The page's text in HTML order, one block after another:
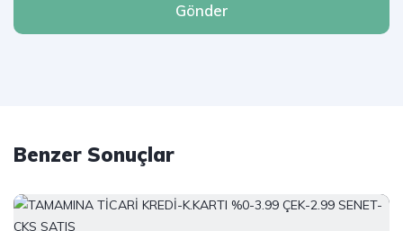
Gönder
Benzer Sonuçlar